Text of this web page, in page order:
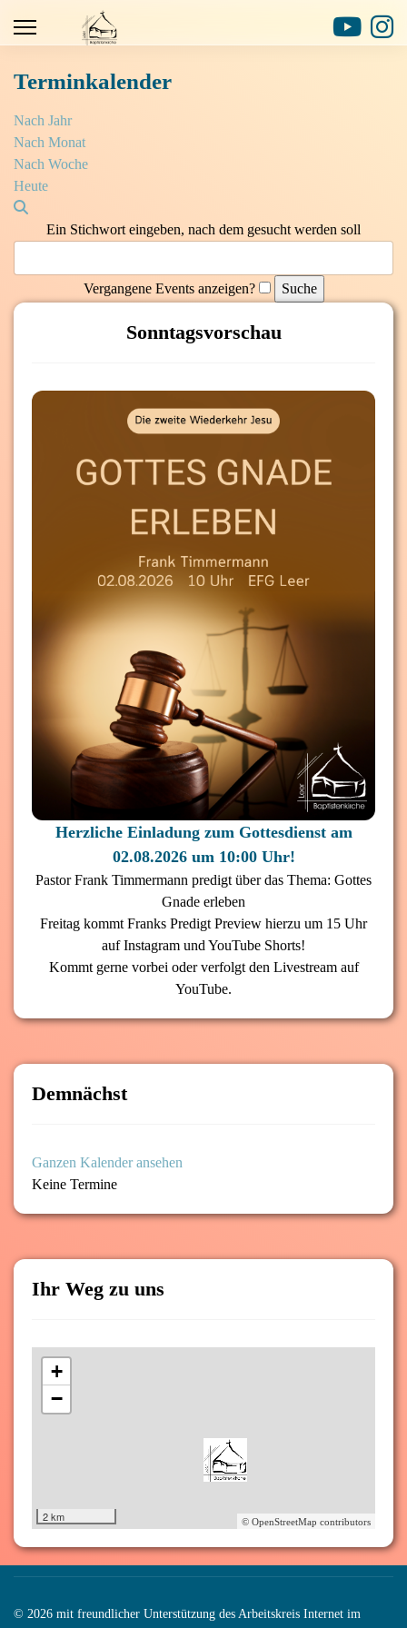
Terminkalender
Nach Jahr
Nach Monat
Nach Woche
Heute
Ein Stichwort eingeben, nach dem gesucht werden soll
Vergangene Events anzeigen?
Sonntagsvorschau
Herzliche Einladung zum Gottesdienst am
02.08.2026 um 10:00 Uhr!
Pastor Frank Timmermann predigt über das Thema: Gottes
Gnade erleben
Freitag kommt Franks Predigt Preview hierzu um 15 Uhr
auf Instagram und YouTube Shorts!
Kommt gerne vorbei oder verfolgt den Livestream auf
YouTube.
Demnächst
Ganzen Kalender ansehen
Keine Termine
Ihr Weg zu uns
+
−
2 km © OpenStreetMap contributors
© 2026 mit freundlicher Unterstützung des Arbeitskreis Internet im